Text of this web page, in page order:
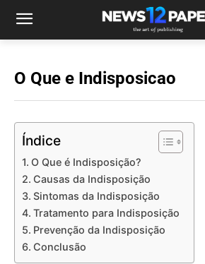
O Que e Indisposicao
Índice
O Que é Indisposição?
Causas da Indisposição
Sintomas da Indisposição
Tratamento para Indisposição
Prevenção da Indisposição
Conclusão